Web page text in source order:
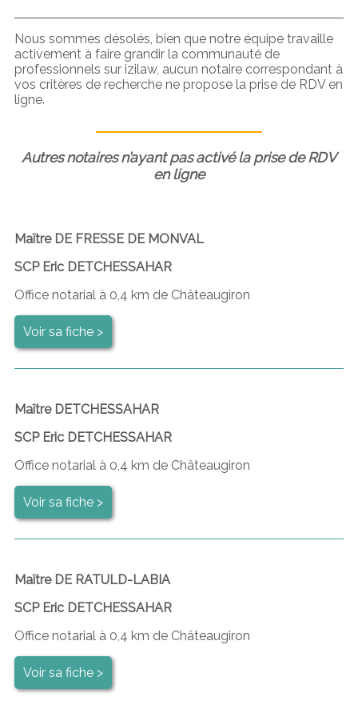
Nous sommes désolés, bien que notre équipe travaille
activement à faire grandir la communauté de
professionnels sur izilaw, aucun notaire correspondant à
vos critères de recherche ne propose la prise de RDV en
ligne.
Autres notaires n’ayant pas activé la prise de RDV
en ligne
Maître DE FRESSE DE MONVAL
SCP Eric DETCHESSAHAR
Office notarial à 0,4 km de Châteaugiron
Voir sa fiche >
Maître DETCHESSAHAR
SCP Eric DETCHESSAHAR
Office notarial à 0,4 km de Châteaugiron
Voir sa fiche >
Maître DE RATULD-LABIA
SCP Eric DETCHESSAHAR
Office notarial à 0,4 km de Châteaugiron
Voir sa fiche >